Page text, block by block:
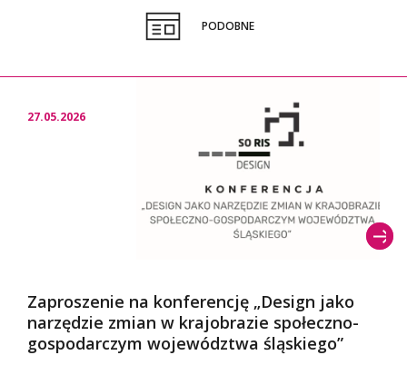
PODOBNE
27.05.2026
Zaproszenie na konferencję „Design jako
narzędzie zmian w krajobrazie społeczno-
gospodarczym województwa śląskiego”